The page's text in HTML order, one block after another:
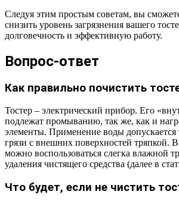
Следуя этим простым советам, вы
снизить уровень загрязнения вашего
долговечность и эффективную работу.
Вопрос-ответ
Как правильно почистить
Тостер – электрический прибор. Его
подлежат промыванию, так же, как и
элементы. Применение воды допускается
грязи с внешних поверхностей тряпкой.
можно воспользоваться слегка влажной
удаления чистящего средства (далее в
Что будет, если не чистить